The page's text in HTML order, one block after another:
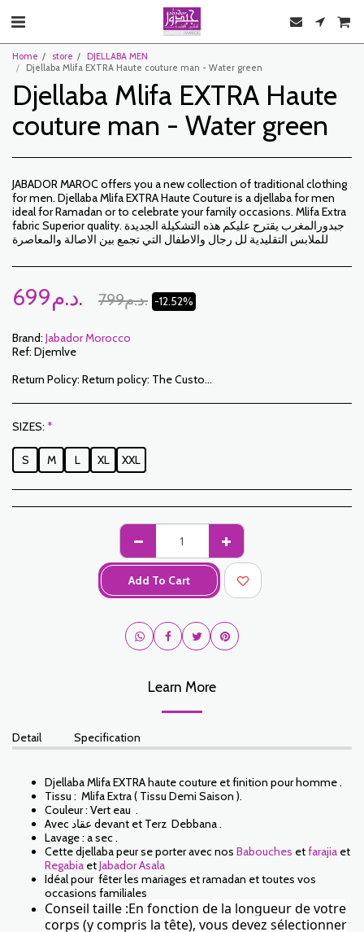
Home store
DJELLABA MEN
Djellaba Mlifa EXTRA Haute couture man - Water green
Djellaba Mlifa EXTRA Haute
couture man - Water green
JABADOR MAROC offers you a new collection of traditional clothing
for men. Djellaba Mlifa EXTRA Haute Couture is a djellaba for men
ideal for Ramadan or to celebrate your family occasions. Mlifa Extra
fabric Superior quality. جبدورالمغرب يقترح عليكم هذه التشكيلة الجديدة
للملابس التقليدية لل رجال والاطفال التي تجمع بين الاصالة والمعاصرة
699 د.م. 799 د.م. -12.52%
Brand: Jabador Morocco
Ref: Djemlve
Return Policy: Return policy: The Customer has a period of 7 working days from the date of receipt to return ordered items either for a refund or for an exchange. Only items returned on time, in their original packaging, unwashed, unworn may be exchanged. To make a return, please notify us at the following addresses: jabadormaroc17@gmail.com/ jabador.maroc@gmail.com Each exchange or return must be accompanied by your telephone number as well as your wish for an exchange. Return costs are the responsibility of the Customer. The Customer must organize transport by their own means. In the event of a return, and after receipt of the goods by JABADOR MAROC, the customer will be reimbursed within 10 days. Cases or products can be exchanged: – Ordered size error (delivered size different from the ordered size) – Error in the color ordered (color delivered different from the size ordered) Cases or products can be refunded: – Error in size or color ordered followed by out of stock – In the aforementioned cases, the products must be returned to us in the condition in which you received them with all the elements (accessories, packaging, instructions, etc.). Reimbursement will be made by payment or bank transfer. Products on sale or on promotion cannot be returned or exchanged.
SIZES: *
S M L XL XXL
Add To Cart
Learn More
Detail Specification
Djellaba Mlifa EXTRA haute couture et finition pour homme .
Tissu : Mlifa Extra ( Tissu Demi Saison ).
Couleur : Vert eau .
Avec عقاد devant et Terz Debbana .
Lavage : a sec .
Cette djellaba peur se porter avec nos Babouches etfarajia et
Regabia etJabador Asala
Idéal pour fêter les mariages et ramadan et toutes vos
occasions familiales
Conseil taille :En fonction de la longueur de votre
corps (y compris la tête), vous devez sélectionner